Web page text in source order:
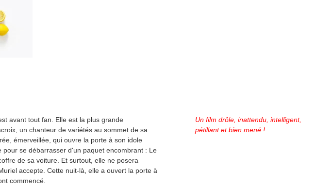
avant tout fan. Elle est la plus grande
un chanteur de variétés au sommet de sa
émerveillée, qui ouvre la porte à son idole
pour se débarrasser d'un paquet encombrant : Le
de sa voiture. Et surtout, elle ne posera
accepte. Cette nuit-là, elle a ouvert la porte à
commencé.
Un film drôle, inattendu, intelligent,
pétillant et bien mené !